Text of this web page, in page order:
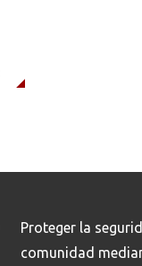
Proteger la
comunidad